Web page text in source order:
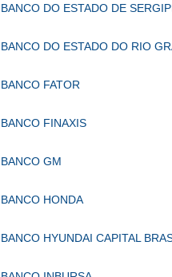
BANCO DO ESTADO DE
BANCO DO ESTADO DO RIO
BANCO FATOR
BANCO FINAXIS
BANCO GM
BANCO HONDA
BANCO HYUNDAI CAPITAL